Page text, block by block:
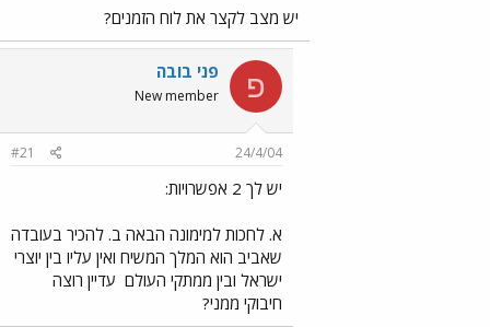
יש מצב לקצר את לוח הזמנים?
פ פני בובה
New member
24/4/04
#21
יש לך 2 אפשרויות:
א. לחכות למימונה הבאה ב. להכיר בעובדה
שאביב הוא המלך המשיח ואין עליו בין יוצרי
ישראל ובין ממתקי העולם עדיין רוצה
חיבוקי ממני?